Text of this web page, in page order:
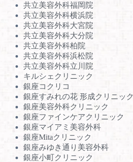
共立美容外科福岡院
共立美容外科横浜院
共立美容外科大宮院
共立美容外科大分院
共立美容外科柏院
共立美容外科浜松院
共立美容外科立川院
キルシェクリニック
銀座コクリコ
銀座すみれの花 形成クリニック
銀座美容外科クリニック
銀座ファインケアクリニック
銀座マイアミ美容外科
銀座Mitaクリニック
銀座みゆき通り美容外科
銀座小町クリニック